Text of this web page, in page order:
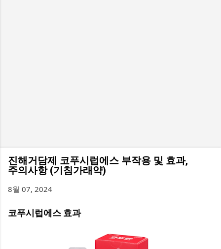
진해거담제 코푸시럽에스 부작용 및 효과,
주의사항 (기침가래약)
8월 07, 2024
코푸시럽에스 효과